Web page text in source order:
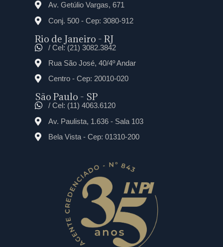
Av. Getúlio Vargas, 671
Conj. 500 - Cep: 3080-912
Rio de Janeiro - RJ
/ Cel: (21) 3082.3842
Rua São José, 40/4º Andar
Centro - Cep: 20010-020
São Paulo - SP
/ Cel: (11) 4063.6120
Av. Paulista, 1.636 - Sala 103
Bela Vista - Cep: 01310-200